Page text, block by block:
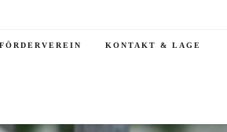
FÖRDERVEREIN KONTAKT & LAGE